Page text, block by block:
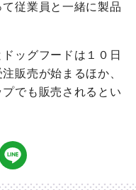
従業員と一緒に製品
ッグフードは１０日
販売が始まるほか、
でも販売されるとい